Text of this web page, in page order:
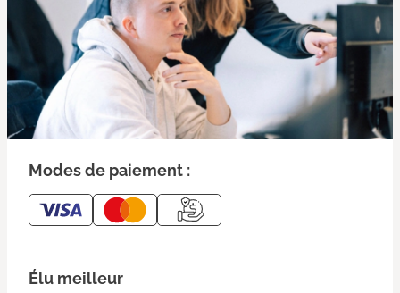
Modes de paiement :
Élu meilleur